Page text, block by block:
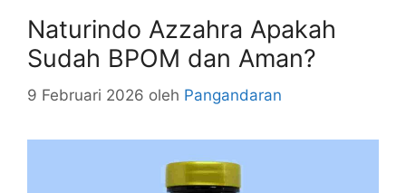
Naturindo Azzahra Apakah
Sudah BPOM dan Aman?
9 Februari 2026 oleh Pangandaran